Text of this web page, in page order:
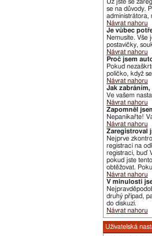
Už jste se
se na důvody.
administrátora,
Návrat nahoru
Je vůbec
Nemusíte. Vše
postavičky,
Návrat nahoru
Proč jsem
Pokud
políčko, když
Návrat nahoru
Jak
Ve vašem
Návrat nahoru
Zapomněl
Nepanikařte!
Návrat nahoru
Zaregistroval
Nejprve
registraci na
registrací, buď
pokud jste
obtěžovat.
Návrat nahoru
V minulosti
druhý případ,
do diskuzí.
Návrat nahoru
Uživatelská